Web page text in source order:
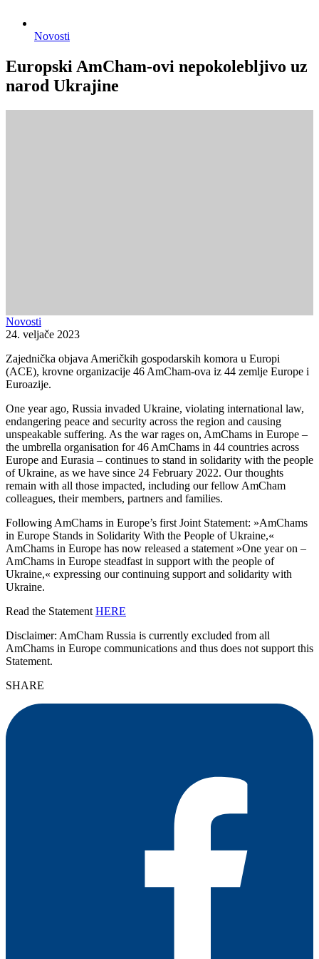
Novosti
Europski AmCham-ovi nepokolebljivo uz
narod Ukrajine
Novosti
24. veljače 2023
Zajednička objava Američkih gospodarskih komora u Europi
(ACE), krovne organizacije 46 AmCham-ova iz 44 zemlje Europe i
Euroazije.
One year ago, Russia invaded Ukraine, violating international law,
endangering peace and security across the region and causing
unspeakable suffering. As the war rages on, AmChams in Europe –
the umbrella organisation for 46 AmChams in 44 countries across
Europe and Eurasia – continues to stand in solidarity with the people
of Ukraine, as we have since 24 February 2022. Our thoughts
remain with all those impacted, including our fellow AmCham
colleagues, their members, partners and families.
Following AmChams in Europe’s first Joint Statement: »AmChams
in Europe Stands in Solidarity With the People of Ukraine,«
AmChams in Europe has now released a statement »One year on –
AmChams in Europe steadfast in support with the people of
Ukraine,« expressing our continuing support and solidarity with
Ukraine.
Read the Statement HERE
Disclaimer: AmCham Russia is currently excluded from all
AmChams in Europe communications and thus does not support this
Statement.
SHARE